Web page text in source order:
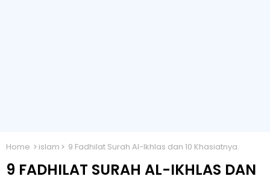
Home islam 9 Fadhilat Surah Al-Ikhlas dan 10 Khasiatnya.
9 FADHILAT SURAH AL-IKHLAS DAN